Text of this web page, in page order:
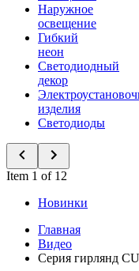
Наружное
освещение
Гибкий
неон
Светодиодный
декор
изделия
Светодиоды
Item 1 of 12
Новинки
Главная
Видео
Серия гирлянд